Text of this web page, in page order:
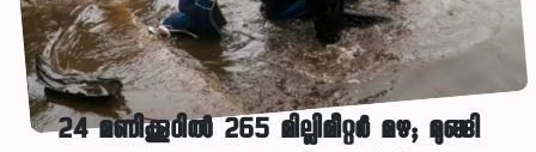
24 മണിക്കൂറിൽ 265 മില്ലിമീറ്റർ മഴ; മുങ്ങി